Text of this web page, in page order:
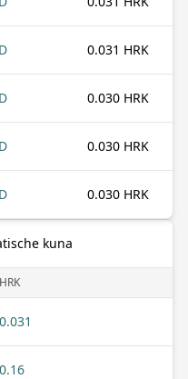
0.031 HRK
0.030 HRK
0.030 HRK
0.030 HRK
kuna
HRK
0.031
0.16